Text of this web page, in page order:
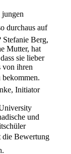
jungen
durchaus auf
Stefanie Berg,
Mutter, hat
sie lieber
von ihren
bekommen.
Initiator
und
die Bewertung